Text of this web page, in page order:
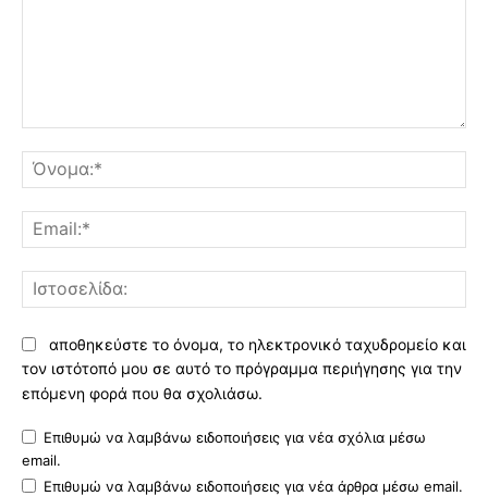
αποθηκεύστε το όνομα, το ηλεκτρονικό ταχυδρομείο και
τον ιστότοπό μου σε αυτό το πρόγραμμα περιήγησης για την
επόμενη φορά που θα σχολιάσω.
Επιθυμώ να λαμβάνω ειδοποιήσεις για νέα σχόλια μέσω
email.
Επιθυμώ να λαμβάνω ειδοποιήσεις για νέα άρθρα μέσω email.